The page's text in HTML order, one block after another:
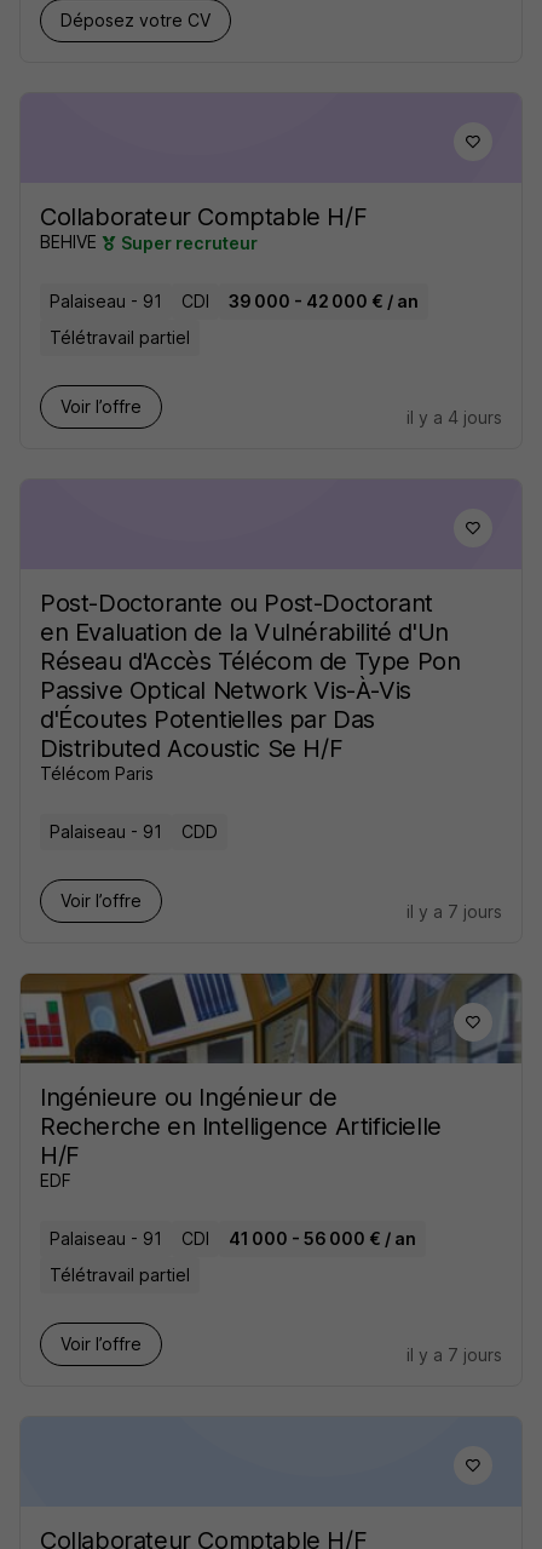
Déposez votre CV
Collaborateur Comptable H/F
BEHIVE Super recruteur
Palaiseau - 91 CDI
39 000 - 42 000 € / an
Télétravail partiel
Voir l’offre
il y a 4 jours
Post-Doctorante ou Post-Doctorant
en Evaluation de la Vulnérabilité d'Un
Réseau d'Accès Télécom de Type Pon
Passive Optical Network Vis-À-Vis
d'Écoutes Potentielles par Das
Distributed Acoustic Se H/F
Télécom Paris
Palaiseau - 91 CDD
Voir l’offre
il y a 7 jours
Ingénieure ou Ingénieur de
Recherche en Intelligence Artificielle
H/F
EDF
Palaiseau - 91 CDI
41 000 - 56 000 € / an
Télétravail partiel
Voir l’offre
il y a 7 jours
Collaborateur Comptable H/F